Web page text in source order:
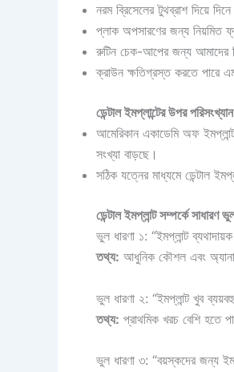
নরম ব্রিসেলের টুথব্রাশ দিয়ে
প্লাক অপসারণের জন্য নিয়মিত
রুটিন চেক-আপের জন্য আমাদের
ক্রাউন ক্ষতিগ্রস্ত করতে পারে
ডেন্টাল ইমপ্লান্টের উপর পরিসংখ্যান
আমেরিকান একাডেমি অফ ইমপ্লান্ট
সংখ্যা বাড়ছে।
সঠিক যত্নের মাধ্যমে ডেন্টাল
ডেন্টাল ইমপ্লান্ট সম্পর্কে সাধারণ
ভুল ধারণা ১: “ইমপ্লান্ট
তথ্য: আধুনিক কৌশল এবং
ভুল ধারণা ২: “ইমপ্লান্ট খুব
তথ্য: প্রাথমিক খরচ বেশি হতে
ভুল ধারণা ৩: “বয়স্কদের জন্য